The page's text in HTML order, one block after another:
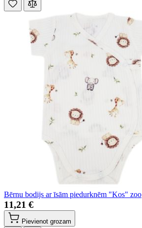
Bērnu bodijs ar īsām piedurknēm "Kos" zoo
11,21 €
Pievienot grozam